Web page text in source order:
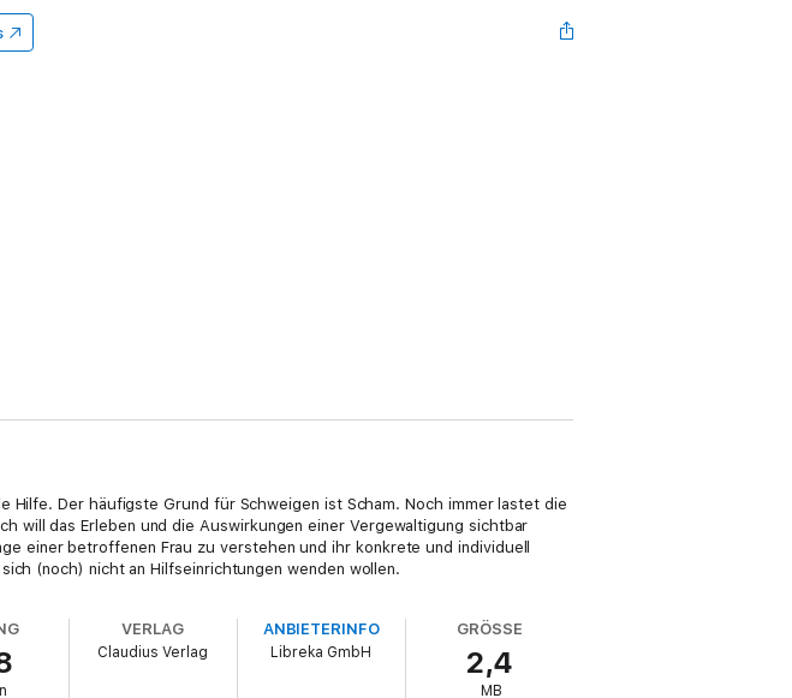
Der häufigste Grund für Schweigen ist Scham. Noch immer lastet die
will das Erleben und die Auswirkungen einer Vergewaltigung sichtbar
einer betroffenen Frau zu verstehen und ihr konkrete und individuell
(noch) nicht an Hilfseinrichtungen wenden wollen.
VERLAG
Claudius Verlag
ANBIETERINFO
Libreka GmbH
GRÖSSE
2,4
MB